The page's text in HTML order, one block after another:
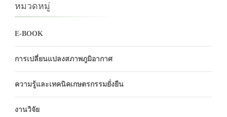
หมวดหมู่
E-BOOK
การเปลี่ยนแปลงสภาพภูมิอากาศ
ความรู้และเทคนิคเกษตรกรรมยั่งยืน
งานวิจัย